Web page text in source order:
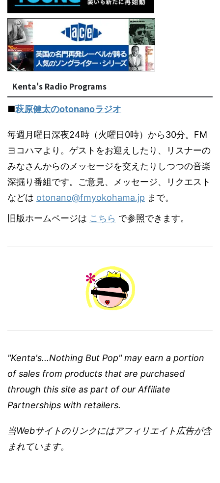
Kenta's Radio Programs
■萩原健太のotonanoラジオ
毎週月曜日深夜24時（火曜日0時）から30分。FM
ヨコハマより。ゲストをお迎えしたり、リスナーの
みなさんからのメッセージを交えたりしつつの音楽
深掘り番組です。ご意見、メッセージ、リクエスト
などは otonano@fmyokohama.jp まで。
旧版ホームページは こちら で参照できます。
"Kenta's...Nothing But Pop" may earn a portion
of sales from products that are purchased
through this site as part of our Affiliate
Partnerships with retailers.
当Webサイトのリンクにはアフィリエイト広告が含
まれています。